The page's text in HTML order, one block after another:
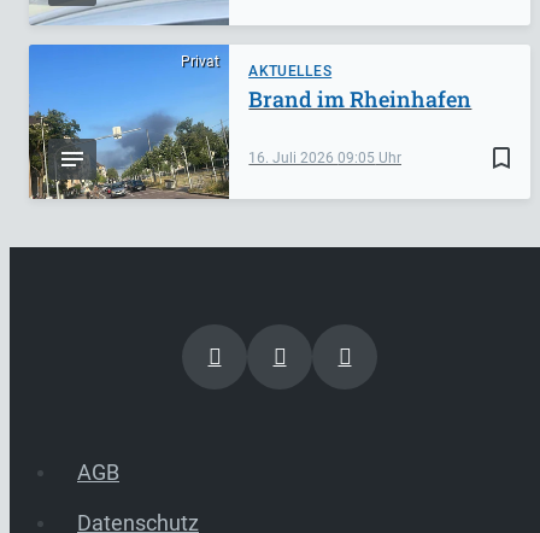
Privat
AKTUELLES
bookmark_border
16. Juli 202609:05
Brand im Rheinhafen
AGB
Datenschutz